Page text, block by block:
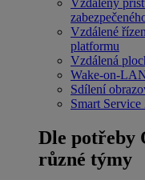
Vzdálený
Vzdálené
platformu
Vzdálená
Wake-on-
Sdílení
Smart Service
Dle potřeby
různé týmy